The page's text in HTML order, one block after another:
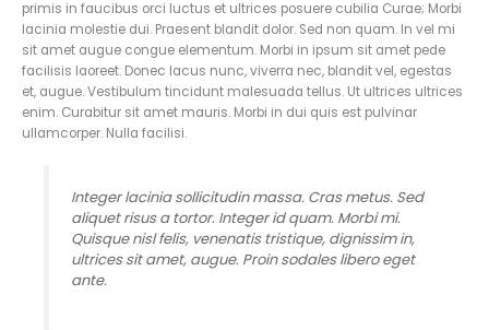
primis in faucibus orci luctus et ultrices posuere cubilia Curae; Morbi
lacinia molestie dui. Praesent blandit dolor. Sed non quam. In vel mi
sit amet augue congue elementum. Morbi in ipsum sit amet pede
facilisis laoreet. Donec lacus nunc, viverra nec, blandit vel, egestas
et, augue. Vestibulum tincidunt malesuada tellus. Ut ultrices ultrices
enim. Curabitur sit amet mauris. Morbi in dui quis est pulvinar
ullamcorper. Nulla facilisi.
Integer lacinia sollicitudin massa. Cras metus. Sed
aliquet risus a tortor. Integer id quam. Morbi mi.
Quisque nisl felis, venenatis tristique, dignissim in,
ultrices sit amet, augue. Proin sodales libero eget
ante.